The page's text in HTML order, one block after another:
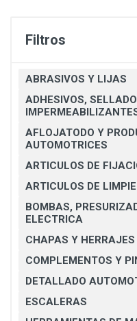
Filtros
ABRASIVOS Y LIJAS
ADHESIVOS,
AFLOJATODO Y
AUTOMOTRICES
ARTICULOS DE
ARTICULOS DE
BOMBAS,
ELECTRICA
CHAPAS Y HERRAJES
COMPLEMENTOS Y
DETALLADO
ESCALERAS